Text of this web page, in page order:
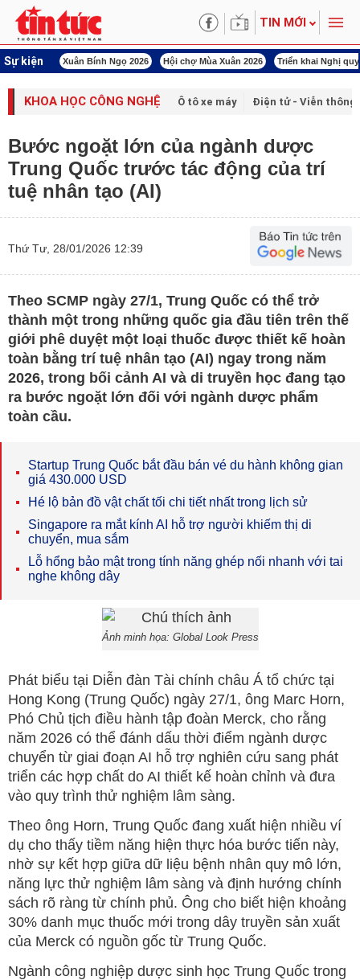
TIN MỚI
Sự kiện
quyết 79 Xuân Bính Ngọ 2026 Hội chợ Mùa Xuân 2026 Triển khai Nghị
KHOA HỌC CÔNG NGHỆ Ô tô xe máy Điện tử - Viễn thông
Bước ngoặt lớn của ngành dược
Trung Quốc trước tác động của trí
tuệ nhân tạo (AI)
Thứ Tư, 28/01/2026 12:39
Theo SCMP ngày 27/1, Trung Quốc có thể trở
thành một trong những quốc gia đầu tiên trên thế
giới phê duyệt một loại thuốc được thiết kế hoàn
toàn bằng trí tuệ nhân tạo (AI) ngay trong năm
2026, trong bối cảnh AI và di truyền học đang tạo
ra bước ngoặt lớn đối với ngành dược phẩm
toàn cầu.
Startup Trung Quốc bắt đầu bán vé du hành không gian
giá 430.000 USD
Hé lộ bản đồ vật chất tối chi tiết nhất trong lịch sử
Singapore ra mắt kính AI hỗ trợ người khiếm thị di
chuyển, mua sắm
Lỗ hổng bảo mật trong tính năng ghép nối nhanh với tai
nghe không dây
Ảnh minh họa: Global Look Press
Phát biểu tại Diễn đàn Tài chính châu Á tổ chức tại
Hong Kong (Trung Quốc) ngày 27/1, ông Marc Horn,
Phó Chủ tịch điều hành tập đoàn Merck, cho rằng
năm 2026 có thể đánh dấu thời điểm ngành dược
chuyển từ giai đoạn AI hỗ trợ nghiên cứu sang phát
triển các hợp chất do AI thiết kế hoàn chỉnh và đưa
vào quy trình thử nghiệm lâm sàng.
Theo ông Horn, Trung Quốc đang xuất hiện nhiều ví
dụ cho thấy tiềm năng hiện thực hóa bước tiến này,
nhờ sự kết hợp giữa dữ liệu bệnh nhân quy mô lớn,
năng lực thử nghiệm lâm sàng và định hướng chính
sách rõ ràng từ chính phủ. Ông cho biết hiện khoảng
30% danh mục thuốc mới trong dây truyền sản xuất
của Merck có nguồn gốc từ Trung Quốc.
Ngành công nghiệp dược sinh học Trung Quốc trong